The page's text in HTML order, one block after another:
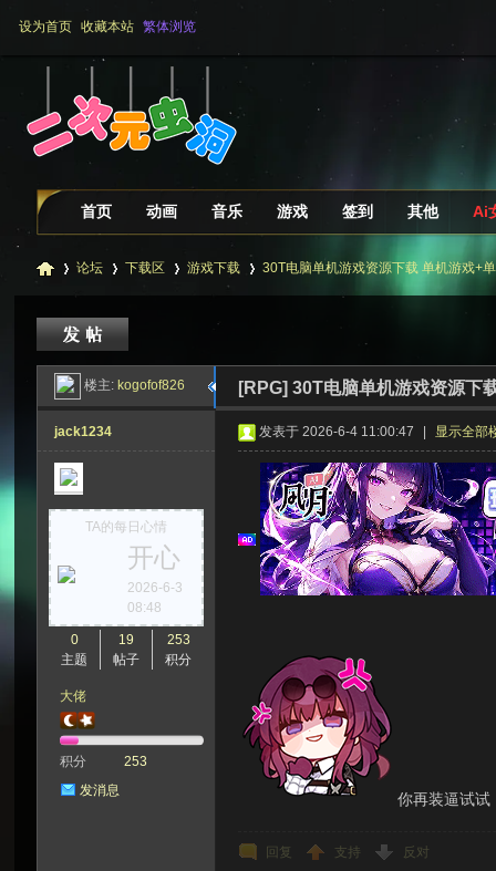
设为首页 收藏本站 繁体浏览
首页 动画 音乐 游戏 签到 其他 Ai
二
次
»
论坛
›
下载区
›
游戏下载
›
30T电脑单机游戏资源下载 单机游戏+
楼主: kogofof826 [RPG]30T电脑单机游戏资源下
jack1234
TA的每日心情
开心
2026-6-3
08:48
0
主题
19
帖子
253
积分
大佬
积分
253
发消息
发表于 2026-6-4 11:00:47 显示全部
你再装逼试试
回复 支持 反对